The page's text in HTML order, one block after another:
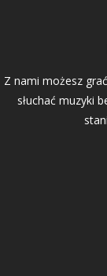
Z nami możesz
słuchać muzyki